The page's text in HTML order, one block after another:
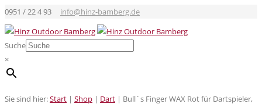
0951 / 22 4 93 info@hinz-bamberg.de
Suche
×
Sie sind hier:Start | Shop | Dart | Bull´s Finger WAX Rot für Dartspieler,